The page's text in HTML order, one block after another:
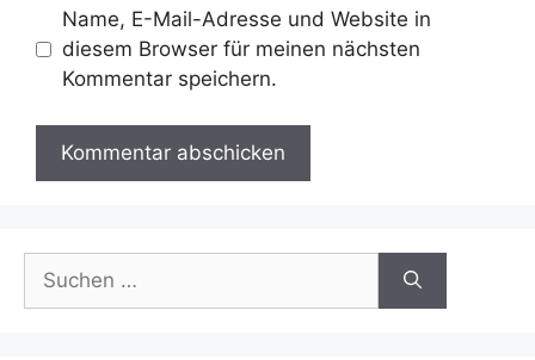
Adresse
Name, E-Mail-Adresse und Website in
diesem Browser für meinen nächsten
Kommentar speichern.
nach: